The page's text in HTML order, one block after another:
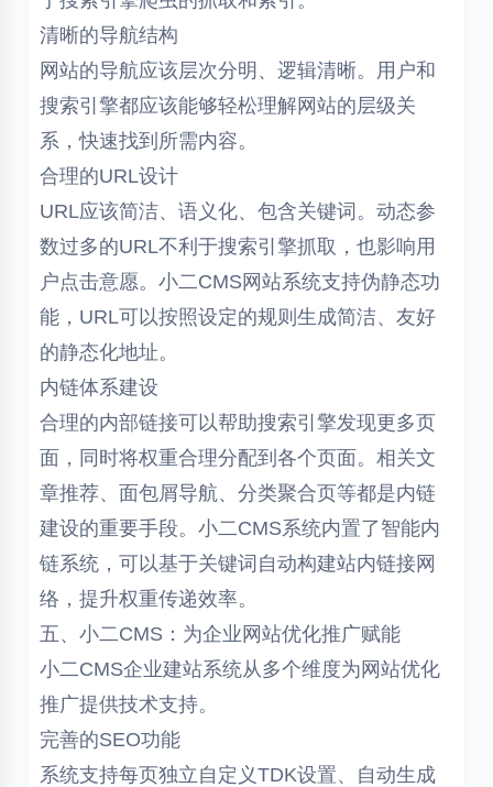
清晰的导航结构
网站的导航应该层次分明、逻辑清晰。用户和
搜索引擎都应该能够轻松理解网站的层级关
系，快速找到所需内容。
合理的URL设计
URL应该简洁、语义化、包含关键词。动态参
数过多的URL不利于搜索引擎抓取，也影响用
户点击意愿。小二CMS网站系统支持伪静态功
能，URL可以按照设定的规则生成简洁、友好
的静态化地址。
内链体系建设
合理的内部链接可以帮助搜索引擎发现更多页
面，同时将权重合理分配到各个页面。相关文
章推荐、面包屑导航、分类聚合页等都是内链
建设的重要手段。小二CMS系统内置了智能内
链系统，可以基于关键词自动构建站内链接网
络，提升权重传递效率。
五、小二CMS：为企业网站优化推广赋能
小二CMS企业建站系统从多个维度为网站优化
推广提供技术支持。
完善的SEO功能
系统支持每页独立自定义TDK设置、自动生成